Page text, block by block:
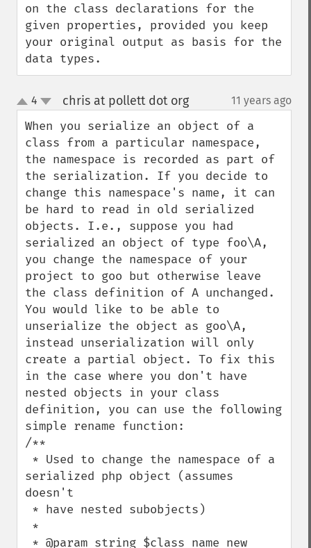
on the class declarations for the
given properties, provided you keep
your original output as basis for the
data types.
up
down
4 chris at pollett dot org¶ 11 years ago
When you serialize an object of a
class from a particular namespace,
the namespace is recorded as part of
the serialization. If you decide to
change this namespace's name, it can
be hard to read in old serialized
objects. I.e., suppose you had
serialized an object of type foo\A,
you change the namespace of your
project to goo but otherwise leave
the class definition of A unchanged.
You would like to be able to
unserialize the object as goo\A,
instead unserialization will only
create a partial object. To fix this
in the case where you don't have
nested objects in your class
definition, you can use the following
simple rename function:
/**
serialized php object (assumes
doesn't